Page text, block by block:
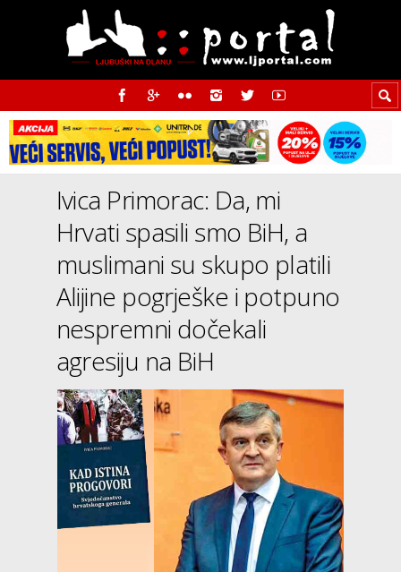
Ivica Primorac: Da, mi
Hrvati spasili smo BiH, a
muslimani su skupo platili
Alijine pogrješke i potpuno
nespremni dočekali
agresiju na BiH